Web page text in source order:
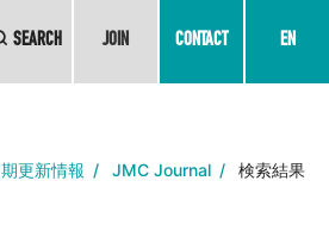
SEARCH JOIN CONTACT EN
更新情報 JMC Journal 検索結果